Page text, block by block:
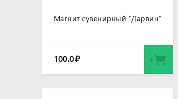
Магнит сувенирный "Дарвин"
100.0₽